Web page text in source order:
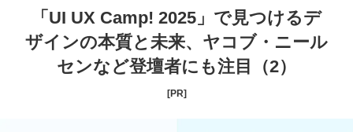
COLUMN
コラム
「UI UX Camp! 2025」で見つけるデ
ザインの本質と未来、ヤコブ・ニール
センなど登壇者にも注目（2）
[PR]